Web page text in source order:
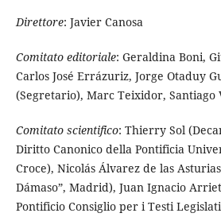
Direttore: Javier Canosa
Comitato editoriale: Geraldina Boni,
Carlos José Errázuriz, Jorge Otaduy
(Segretario), Marc Teixidor, Santiago
Comitato scientifico: Thierry Sol
Diritto Canonico della Pontificia
Croce), Nicolás Álvarez de las
Dámaso”, Madrid), Juan Ignacio
Pontificio Consiglio per i Testi